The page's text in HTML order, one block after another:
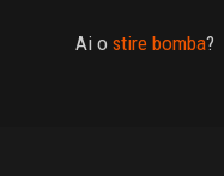
Ai o stire bomba?